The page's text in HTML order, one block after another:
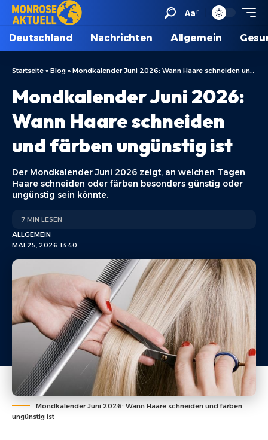
Aa
Deutschland Nachrichten Allgemein
Startseite » Blog » Mondkalender Juni 2026: Wann Haare schneiden und färben ungünstig ist
Mondkalender Juni 2026:
Wann Haare schneiden
und färben ungünstig ist
Der Mondkalender Juni 2026 zeigt, an welchen Tagen
Haare schneiden oder färben besonders günstig oder
ungünstig sein könnte.
MAI 25, 2026 13:40
ALLGEMEIN
7 MIN LESEN
Mondkalender Juni 2026: Wann Haare schneiden und färben
ungünstig ist